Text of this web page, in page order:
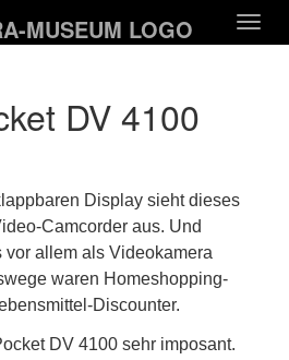
DV 4100
Display sieht dieses
Camcorder aus. Und
allem als Videokamera
waren Homeshopping-
Discounter.
DV 4100 sehr imposant.